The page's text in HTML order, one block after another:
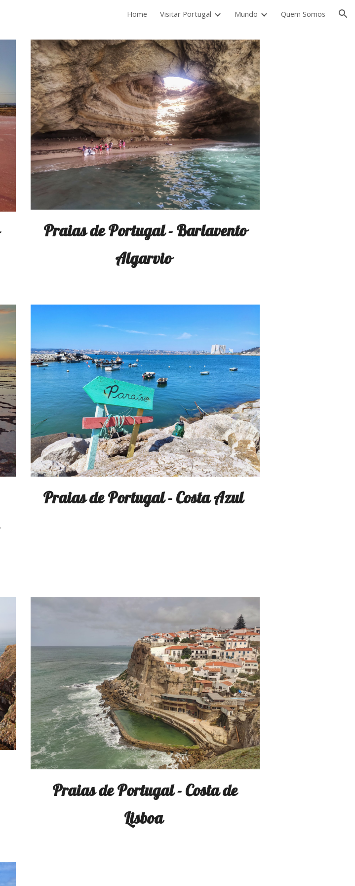
Skip to navigation
Home Visitar Portugal Mundo Quem Somos
Praias de Portugal - Barlavento
Algarvio
Praias de Portugal - Costa Azul
Praias de Portugal - Costa de
Lisboa